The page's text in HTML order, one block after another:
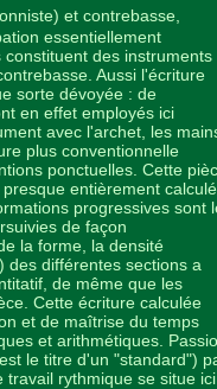
et contrebasse,
essentiellement
des instruments
Aussi l'écriture
sorte dévoyée : de
en effet employés ici
avec l'archet, les
plus conventionnelle
ponctuelles. Cette
entièrement
progressives sont
de façon
la forme, la densité
des différentes sections a
de même que les
Cette écriture calculée
et de maîtrise du temps
et arithmétiques.
le titre d'un "standard")
travail rythmique se situe ici